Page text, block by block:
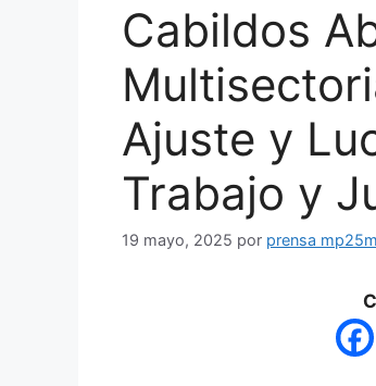
Cabildos
Ajuste y
Trabajo y
19 mayo, 2025 por prensa mp25m